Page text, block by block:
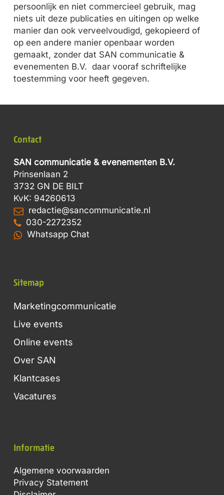
persoonlijk en niet commercieel gebruik, mag
niets uit deze publicaties en uitingen op welke
manier dan ook verveelvoudigd, gekopieerd of
op een andere manier openbaar worden
gemaakt, zonder dat SAN communicatie &
evenementen B.V. daar vooraf schriftelijke
toestemming voor heeft gegeven.
Contact
SAN communicatie & evenementen B.V.
Prinsenlaan 2
3732 GN DE BILT
KvK: 94260613
redactie@sancommunicatie.nl
030-2272352
Whatsapp Chat
Sitemap
Marketingcommunicatie
Live events
Online events
Over SAN
Klantcases
Vacatures
Informatie
Algemene voorwaarden
Privacy Statement